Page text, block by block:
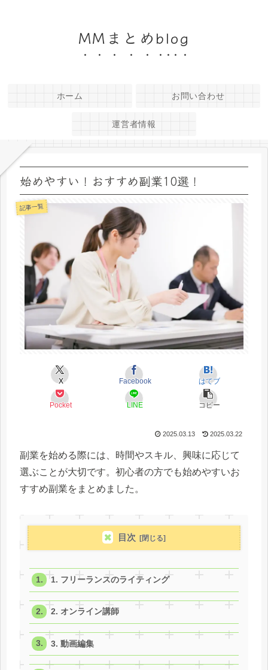
MMまとめblog
ホーム お問い合わせ
運営者情報
始めやすい！おすすめ副業10選！
記事一覧
X Facebook はてブ
Pocket LINE コピー
2025.03.13 2025.03.22
副業を始める際には、時間やスキル、興味に応じて
選ぶことが大切です。初心者の方でも始めやすいお
すすめ副業をまとめました。
目次
1. フリーランスのライティング
2. オンライン講師
3. 動画編集